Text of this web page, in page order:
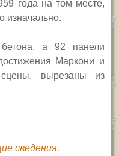
года на том месте,
изначально.
а 92 панели
Маркони и
сцены, вырезаны из
сведения.